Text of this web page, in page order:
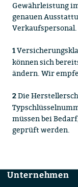
Gewährleistung
genauen
1
können sich
ändern. Wir
2Die
müssen bei
geprüft werden.
Footer
Unternehmen